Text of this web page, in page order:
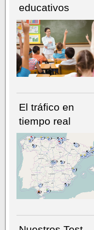
NÚMERO ACTUALHEMEROTECA
educativos
El tráfico en
tiempo real